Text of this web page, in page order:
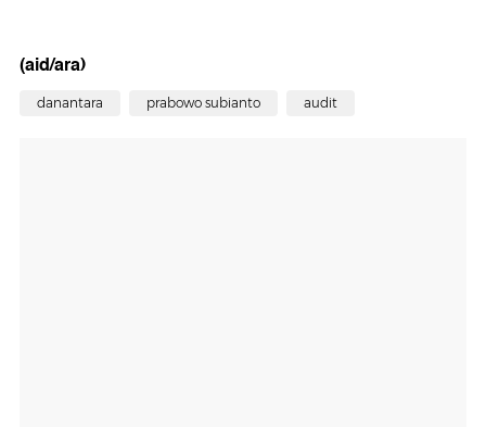
(aid/ara)
danantara prabowo subianto audit